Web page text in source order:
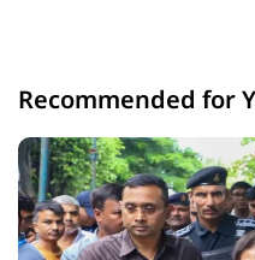
Recommended for